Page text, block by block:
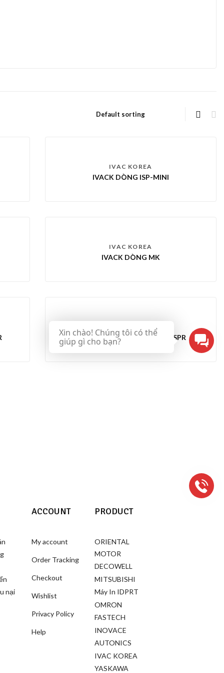
IVAC KOREA
IVACK DÒNG ISP-MINI
IVAC KOREA
IVACK DÒNG MK
IVACK KẸP BỌT BIỂN TRÒN ISPR
nại
ACCOUNT
My account
Order Tracking
Checkout
Wishlist
Privacy Policy
Help
PRODUCT
ORIENTAL
MOTOR
DECOWELL
MITSUBISHI
Máy In IDPRT
OMRON
FASTECH
INOVACE
AUTONICS
IVAC KOREA
YASKAWA
Xin chào! Chúng tôi có thể
giúp gì cho bạn?